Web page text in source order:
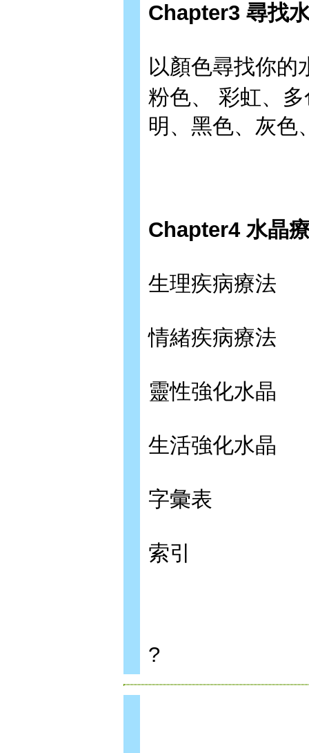
Chapter3 尋找
以顏色尋找你的
粉色、 彩虹、
明、黑色、灰色
Chapter4 水晶
生理疾病療法
情緒疾病療法
靈性強化水晶
生活強化水晶
字彙表
索引
?